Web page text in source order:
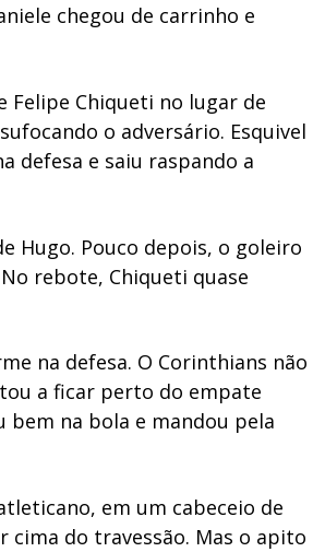
chegou de carrinho e
Felipe Chiqueti no lugar de
o adversário. Esquivel
defesa e saiu raspando a
Hugo. Pouco depois, o goleiro
rebote, Chiqueti quase
na defesa. O Corinthians não
a ficar perto do empate
bem na bola e mandou pela
em um cabeceio de
cima do travessão. Mas o apito